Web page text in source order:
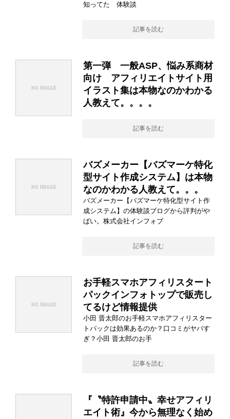
知ってた 体験談
記事を読む
第一弾 一般ASP、悩み系商材
向け アフィリエイトサイト用
イラスト集は本物なのかわかる
人教えて。。。。
記事を読む
バズメーカー【バズマーケ特化
型サイト作成システム】は本物
なのかわかる人教えて。。。
バズメーカー【バズマーケ特化型サイト作
成システム】の体験談ブログから評判がや
ばい。株式会社インフォブ
記事を読む
お手軽スマホアフィリスタート
パックインフォトップで販売し
てるけど情報提供
小田 晋太郎のお手軽スマホアフィリスター
トパックは効果あるのか？口コミがヤバす
ぎ？小田 晋太郎のお手
記事を読む
『〝特許申請中〟幸せアフィリ
エイト術』今から無理なく始め